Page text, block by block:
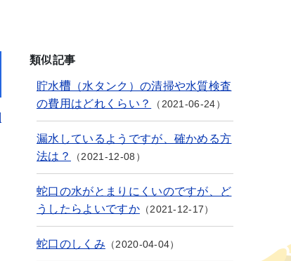
類似記事
貯水槽（水タンク）の清掃や水質検査
の費用はどれくらい？
2021-06-24
漏水しているようですが、確かめる方
法は？
2021-12-08
蛇口の水がとまりにくいのですが、ど
うしたらよいですか
2021-12-17
蛇口のしくみ 2020-04-04